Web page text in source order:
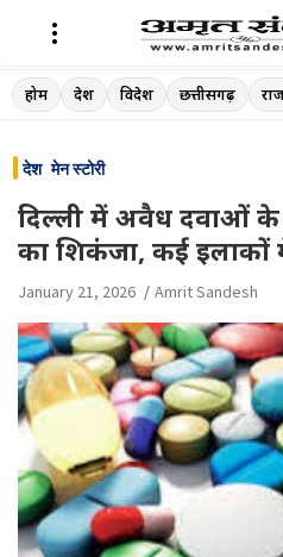
Skip
to
होम देश विदेश छत्तीसगढ़
देश मेन स्टोरी
दिल्ली में अवैध दवाओं के
का शिकंजा, कई इलाकों
January 21, 2026 Amrit Sandesh